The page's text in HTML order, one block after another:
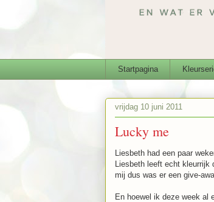
Startpagina
vrijdag 10 juni 2011
Lucky me
Liesbeth had een paar
Liesbeth leeft echt kleurrijk
mij dus was er een give-
En hoewel ik deze week al